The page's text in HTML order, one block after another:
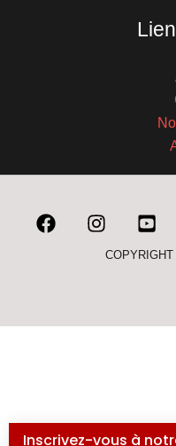
Inscrivez-vous à